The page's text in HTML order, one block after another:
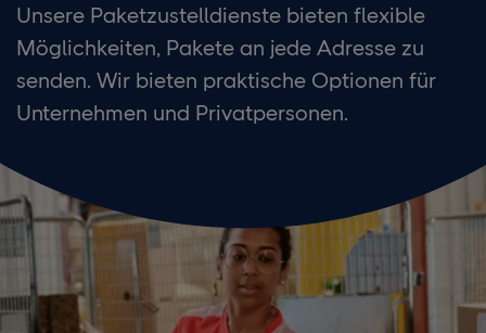
Unsere Paketzustelldienste bieten flexible
Möglichkeiten, Pakete an jede Adresse zu
senden. Wir bieten praktische Optionen für
Unternehmen und Privatpersonen.